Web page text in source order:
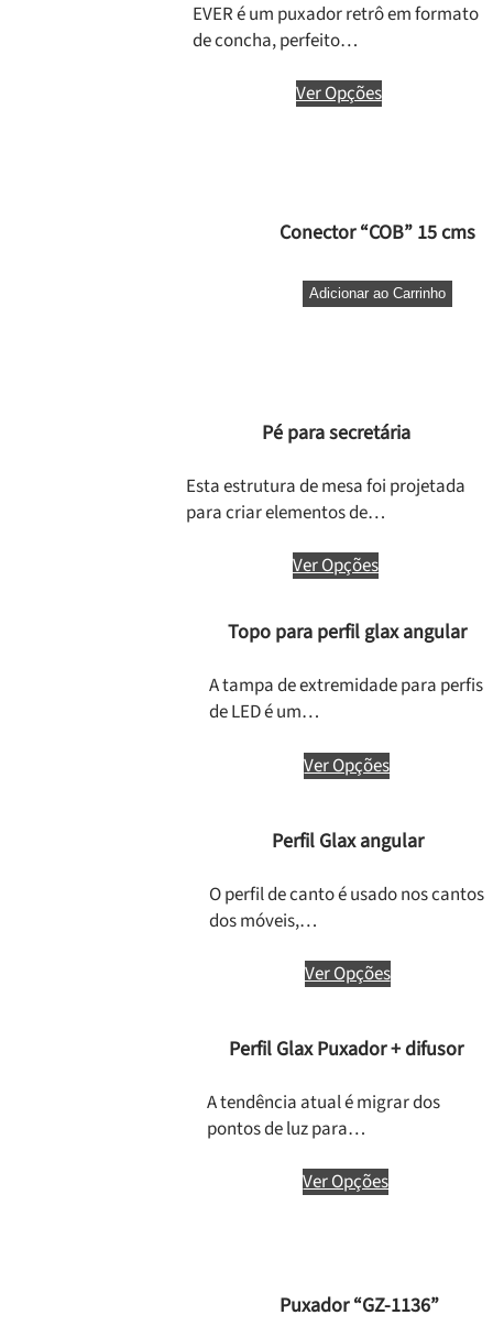
EVER é um puxador retrô em formato
de concha, perfeito…
Ver Opções
Conector “COB” 15 cms
Adicionar ao Carrinho
Pé para secretária
Esta estrutura de mesa foi projetada
para criar elementos de…
Ver Opções
Topo para perfil glax angular
A tampa de extremidade para perfis
de LED é um…
Ver Opções
Perfil Glax angular
O perfil de canto é usado nos cantos
dos móveis,…
Ver Opções
Perfil Glax Puxador + difusor
A tendência atual é migrar dos
pontos de luz para…
Ver Opções
Puxador “GZ-1136”